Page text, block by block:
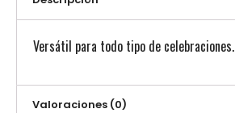
Versátil para todo tipo de celebraciones.
Valoraciones (0)